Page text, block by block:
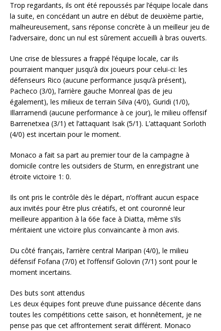
Trop regardants, ils ont été repoussés par l’équipe locale dans
la suite, en concédant un autre en début de deuxième partie,
malheureusement, sans réponse concrète à un meilleur jeu de
l’adversaire, donc un nul est sûrement accueilli à bras ouverts.
Une crise de blessures a frappé l’équipe locale, car ils
pourraient manquer jusqu’à dix joueurs pour celui-ci: les
défenseurs Rico (aucune performance jusqu’à présent),
Pacheco (3/0), l’arrière gauche Monreal (pas de jeu
également), les milieux de terrain Silva (4/0), Guridi (1/0),
Illarramendi (aucune performance à ce jour), le milieu offensif
Barrenetxea (3/1) et l’attaquant Isak (5/1). L’attaquant Sorloth
(4/0) est incertain pour le moment.
Monaco a fait sa part au premier tour de la campagne à
domicile contre les outsiders de Sturm, en enregistrant une
étroite victoire 1: 0.
Ils ont pris le contrôle dès le départ, n’offrant aucun espace
aux invités pour être plus créatifs, et ont couronné leur
meilleure apparition à la 66e face à Diatta, même s’ils
méritaient une victoire plus convaincante à mon avis.
Du côté français, l’arrière central Maripan (4/0), le milieu
défensif Fofana (7/0) et l’offensif Golovin (7/1) sont pour le
moment incertains.
Des buts sont attendus
Les deux équipes font preuve d’une puissance décente dans
toutes les compétitions cette saison, et honnêtement, je ne
pense pas que cet affrontement serait différent. Monaco